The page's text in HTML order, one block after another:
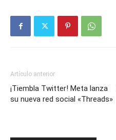
Artículo anterior
¡Tiembla Twitter! Meta lanza
su nueva red social «Threads»